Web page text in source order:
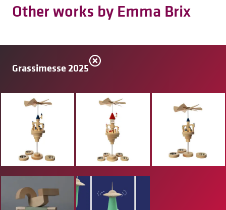
Other works by Emma Brix
Grassimesse 2025